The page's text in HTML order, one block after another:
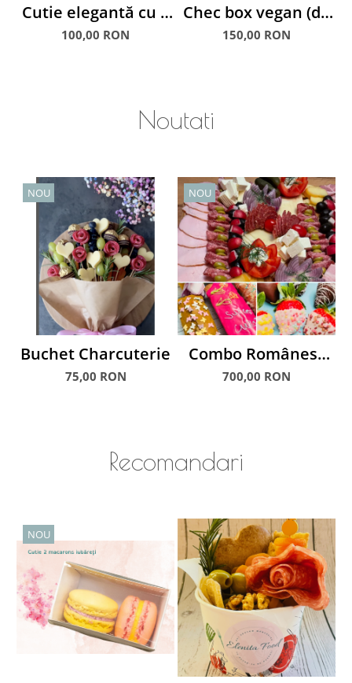
Cutie elegantă cu 4
căpșuni glasate în
100,00 RON
Chec box vegan (de
post) cu căpșuni
150,00 RON
Noutati
NOU
Buchet Charcuterie
75,00 RON
NOU
Combo Românesc
Checuri & Căpșuni
700,00 RON
Recomandari
NOU